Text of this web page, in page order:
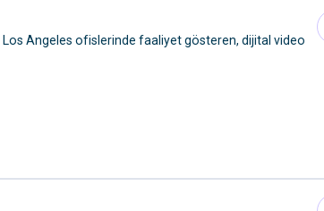
Angeles ofislerinde faaliyet gösteren, dijital video